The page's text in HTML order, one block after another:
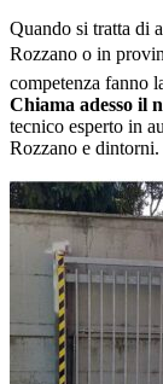
Quando si tratta di
Rozzano o in
competenza fanno
Chiama adesso il
tecnico esperto in
Rozzano e dintorni.